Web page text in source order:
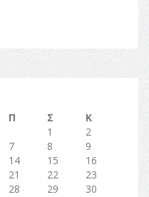
Π Σ
Κ
1
2
7 8
9
14 15
16
21 22
23
28 29
30